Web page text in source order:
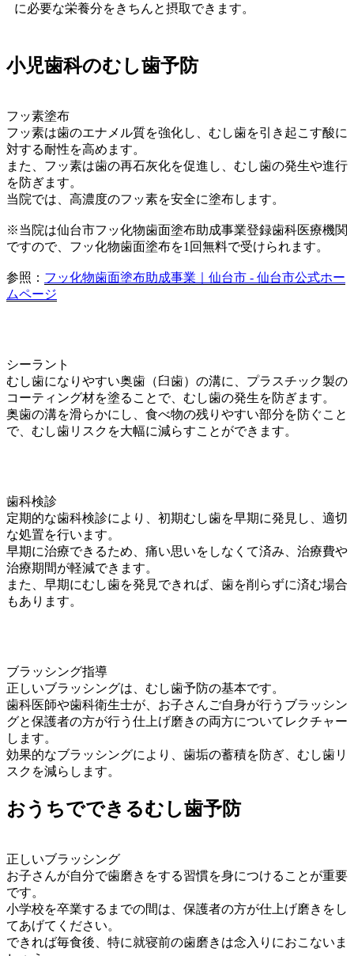
に必要な栄養分をきちんと摂取できます。
小児歯科のむし歯予防
フッ素塗布
フッ素は歯のエナメル質を強化し、むし歯を引き起こす酸に
対する耐性を高めます。
また、フッ素は歯の再石灰化を促進し、むし歯の発生や進行
を防ぎます。
当院では、高濃度のフッ素を安全に塗布します。
※当院は仙台市フッ化物歯面塗布助成事業登録歯科医療機関
ですので、フッ化物歯面塗布を1回無料で受けられます。
参照： フッ化物歯面塗布助成事業｜仙台市 - 仙台市公式ホー
ムページ
シーラント
むし歯になりやすい奥歯（臼歯）の溝に、プラスチック製の
コーティング材を塗ることで、むし歯の発生を防ぎます。
奥歯の溝を滑らかにし、食べ物の残りやすい部分を防ぐこと
で、むし歯リスクを大幅に減らすことができます。
歯科検診
定期的な歯科検診により、初期むし歯を早期に発見し、適切
な処置を行います。
早期に治療できるため、痛い思いをしなくて済み、治療費や
治療期間が軽減できます。
また、早期にむし歯を発見できれば、歯を削らずに済む場合
もあります。
ブラッシング指導
正しいブラッシングは、むし歯予防の基本です。
歯科医師や歯科衛生士が、お子さんご自身が行うブラッシン
グと保護者の方が行う仕上げ磨きの両方についてレクチャー
します。
効果的なブラッシングにより、歯垢の蓄積を防ぎ、むし歯リ
スクを減らします。
おうちでできるむし歯予防
正しいブラッシング
お子さんが自分で歯磨きをする習慣を身につけることが重要
です。
小学校を卒業するまでの間は、保護者の方が仕上げ磨きをし
てあげてください。
できれば毎食後、特に就寝前の歯磨きは念入りにおこないま